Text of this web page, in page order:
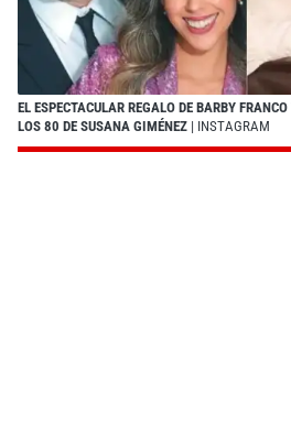
EL ESPECTACULAR REGALO DE BARBY
LOS 80 DE SUSANA GIMÉNEZ | INSTAGRAM